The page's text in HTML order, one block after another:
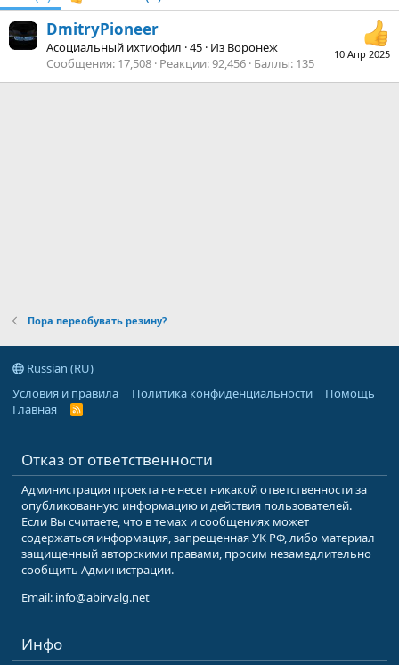
10 Апр 2025
DmitryPioneer
Асоциальный ихтиофил ·45 · Из Воронеж
Сообщения 17,508 Реакции 92,456 Баллы 135
Пора переобувать резину?
Russian (RU)
Условия и правила
Политика конфиденциальности
Помощь
Главная
R
Отказ от ответственности
Администрация проекта не несет никакой ответственности за
опубликованную информацию и действия пользователей.
Если Вы считаете, что в темах и сообщениях может
содержаться информация, запрещенная УК РФ, либо материал
защищенный авторскими правами, просим незамедлительно
сообщить Администрации.
Email: info@abirvalg.net
Инфо